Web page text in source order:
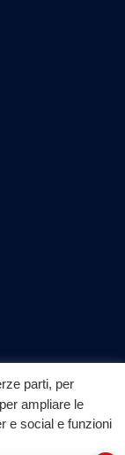
parti, per
ampliare le
e social e funzioni